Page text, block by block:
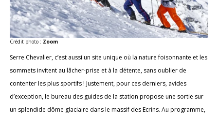
Crédit photo : Zoom
Serre Chevalier, c’est aussi un site unique où la nature foisonnante et les
sommets invitent au lâcher-prise et à la détente, sans oublier de
contenter les plus sportifs ! Justement, pour ces derniers, avides
d’exception, le bureau des guides de la station propose une sortie sur
un splendide dôme glaciaire dans le massif des Ecrins. Au programme,